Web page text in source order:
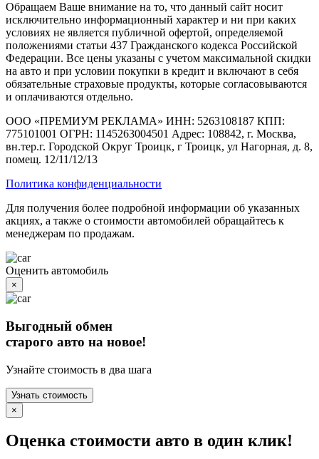
Обращаем Ваше внимание на то, что данный сайт носит
исключительно информационный характер и ни при каких
условиях не является публичной офертой, определяемой
положениями статьи 437 Гражданского кодекса Российской
Федерации. Все цены указаны с учетом максимальной скидки
на авто и при условии покупки в кредит и включают в себя
обязательные страховые продукты, которые согласовываются
и оплачиваются отдельно.
ООО «ПРЕМИУМ РЕКЛАМА» ИНН: 5263108187 КПП:
775101001 ОГРН: 1145263004501 Адрес: 108842, г. Москва,
вн.тер.г. Городской Округ Троицк, г Троицк, ул Нагорная, д. 8,
помещ. 12/11/12/13
Политика конфиденциальности
Для получения более подробной информации об указанных
акциях, а также о стоимости автомобилей обращайтесь к
менеджерам по продажам.
Оценить автомобиль
×
Выгодный обмен
старого авто на новое!
Узнайте стоимость в два шага
Узнать стоимость
×
Оценка стоимости авто в один клик!